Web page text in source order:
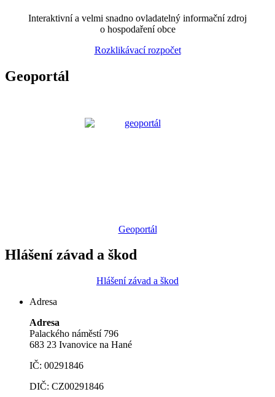
Interaktivní a velmi snadno ovladatelný informační zdroj
o hospodaření obce
Rozklikávací rozpočet
Geoportál
Geoportál
Hlášení závad a škod
Hlášení závad a škod
Adresa
Adresa
Palackého náměstí 796
683 23 Ivanovice na Hané
IČ: 00291846
DIČ: CZ00291846